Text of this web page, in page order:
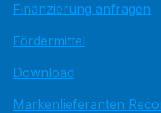
Finanzierung anfragen
Fördermittel
Download
Markenlieferanten